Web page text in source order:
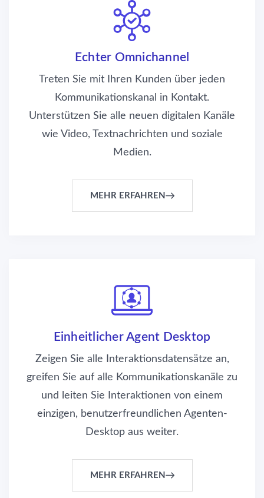
Echter Omnichannel
Treten Sie mit Ihren Kunden über jeden
Kommunikationskanal in Kontakt.
Unterstützen Sie alle neuen digitalen Kanäle
wie Video, Textnachrichten und soziale
Medien.
MEHR ERFAHREN
Einheitlicher Agent Desktop
Zeigen Sie alle Interaktionsdatensätze an,
greifen Sie auf alle Kommunikationskanäle zu
und leiten Sie Interaktionen von einem
einzigen, benutzerfreundlichen Agenten-
Desktop aus weiter.
MEHR ERFAHREN